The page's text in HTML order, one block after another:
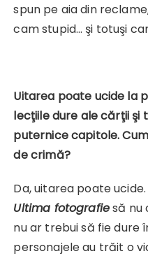
spun pe aia din
cam stupid… şi totuşi
Uitarea poate ucide la
lecţiile dure ale cărţii şi
puternice capitole.
de crimă?
Da, uitarea poate
Ultima fotografiesă nu
nu ar trebui să fie dure
personajele au trăit o